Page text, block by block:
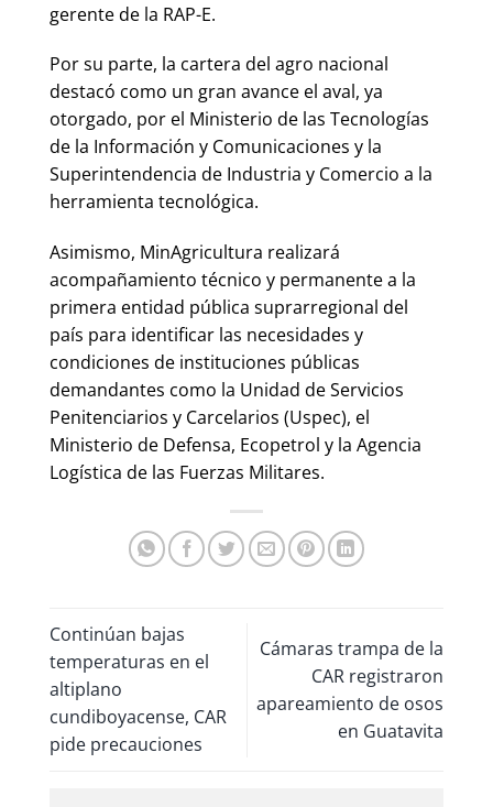
gerente de la RAP-E.
Por su parte, la cartera del agro nacional
destacó como un gran avance el aval, ya
otorgado, por el Ministerio de las Tecnologías
de la Información y Comunicaciones y la
Superintendencia de Industria y Comercio a la
herramienta tecnológica.
Asimismo, MinAgricultura realizará
acompañamiento técnico y permanente a la
primera entidad pública suprarregional del
país para identificar las necesidades y
condiciones de instituciones públicas
demandantes como la Unidad de Servicios
Penitenciarios y Carcelarios (Uspec), el
Ministerio de Defensa, Ecopetrol y la Agencia
Logística de las Fuerzas Militares.
Continúan bajas
temperaturas en el
altiplano
cundiboyacense, CAR
pide precauciones
Cámaras trampa de la
CAR registraron
apareamiento de osos
en Guatavita